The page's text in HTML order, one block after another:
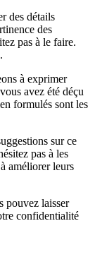
des détails
des
pas à le faire.
à exprimer
avez été déçu
formulés sont les
sur ce
pas à les
améliorer leurs
pouvez laisser
confidentialité